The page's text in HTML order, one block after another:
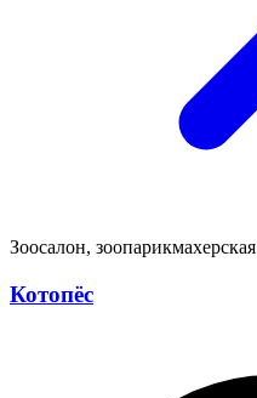
Зоосалон, зоопарикмахерская
Котопёс